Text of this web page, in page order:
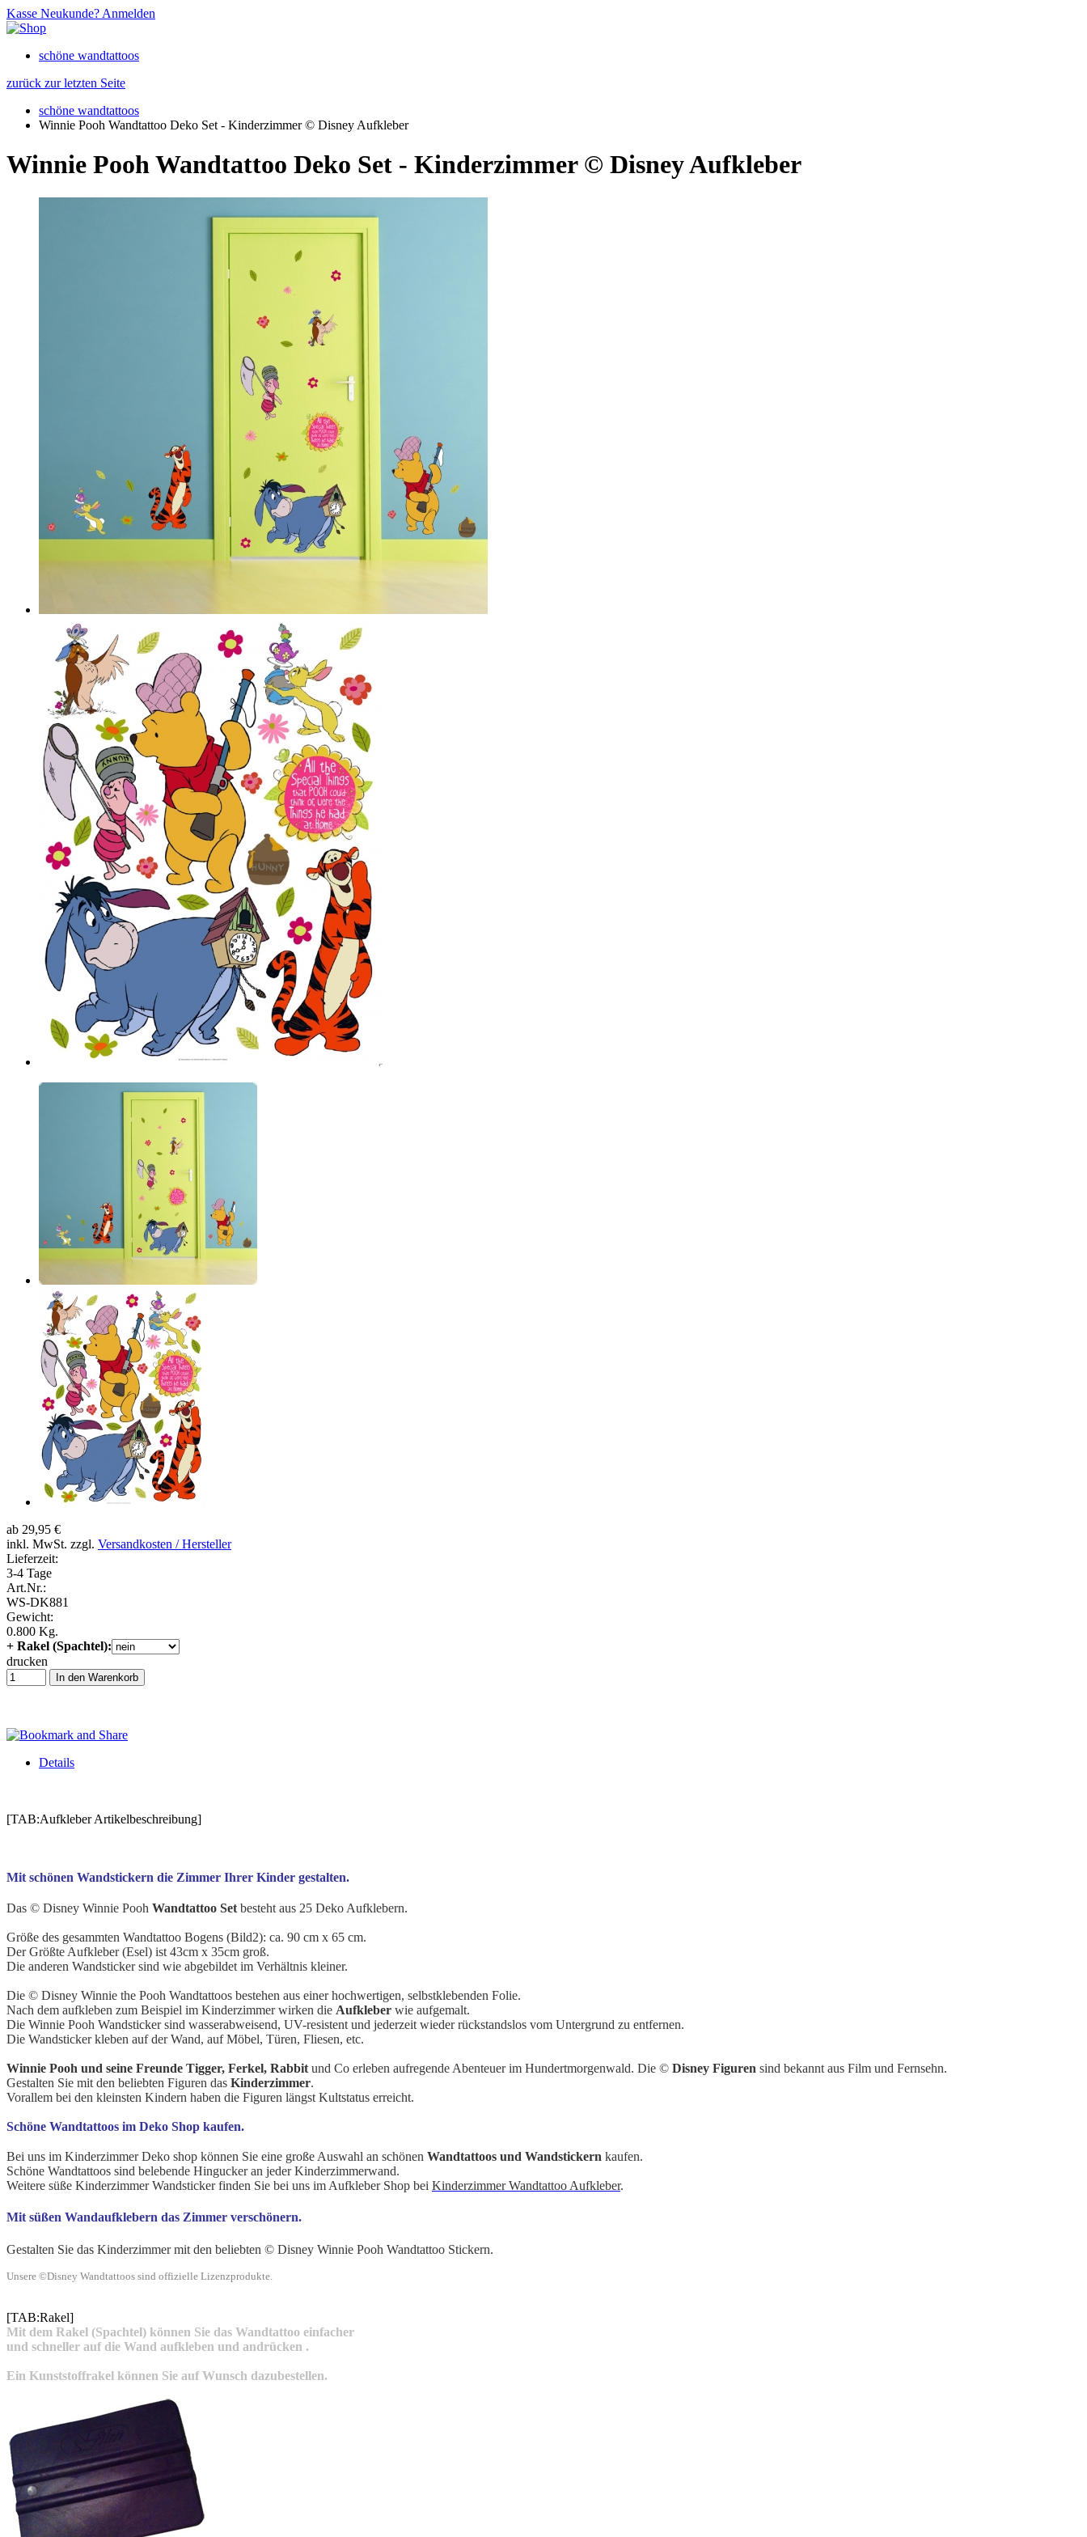
Kasse Neukunde? Anmelden
schöne wandtattoos
zurück zur letzten Seite
schöne wandtattoos
Winnie Pooh Wandtattoo Deko Set - Kinderzimmer © Disney Aufkleber
Winnie Pooh Wandtattoo Deko Set - Kinderzimmer © Disney Aufkleber
ab 29,95 €
inkl. MwSt. zzgl. Versandkosten / Hersteller
Lieferzeit:
3-4 Tage
Art.Nr.:
WS-DK881
Gewicht:
0.800 Kg.
+ Rakel (Spachtel):
drucken
In den Warenkorb
Details
[TAB:Aufkleber Artikelbeschreibung]
Mit schönen Wandstickern die Zimmer Ihrer Kinder gestalten.
Das © Disney Winnie Pooh Wandtattoo Set besteht aus 25 Deko Aufklebern.
Größe des gesammten Wandtattoo Bogens (Bild2): ca. 90 cm x 65 cm.
Der Größte Aufkleber (Esel) ist 43cm x 35cm groß.
Die anderen Wandsticker sind wie abgebildet im Verhältnis kleiner.
Die © Disney Winnie the Pooh Wandtattoos bestehen aus einer hochwertigen, selbstklebenden Folie.
Nach dem aufkleben zum Beispiel im Kinderzimmer wirken die Aufkleber wie aufgemalt.
Die Winnie Pooh Wandsticker sind wasserabweisend, UV-resistent und jederzeit wieder rückstandslos vom Untergrund zu entfernen.
Die Wandsticker kleben auf der Wand, auf Möbel, Türen, Fliesen, etc.
Winnie Pooh und seine Freunde Tigger, Ferkel, Rabbit und Co erleben aufregende Abenteuer im Hundertmorgenwald. Die © Disney Figuren sind bekannt aus Film und Fernsehn.
Gestalten Sie mit den beliebten Figuren das Kinderzimmer.
Vorallem bei den kleinsten Kindern haben die Figuren längst Kultstatus erreicht.
Schöne Wandtattoos im Deko Shop kaufen.
Bei uns im Kinderzimmer Deko shop können Sie eine große Auswahl an schönen Wandtattoos und Wandstickern kaufen.
Schöne Wandtattoos sind belebende Hingucker an jeder Kinderzimmerwand.
Weitere süße Kinderzimmer Wandsticker finden Sie bei uns im Aufkleber Shop bei Kinderzimmer Wandtattoo Aufkleber.
Mit süßen Wandaufklebern das Zimmer verschönern.
Gestalten Sie das Kinderzimmer mit den beliebten © Disney Winnie Pooh Wandtattoo Stickern.
Unsere ©Disney Wandtattoos sind offizielle Lizenzprodukte.
[TAB:Rakel]
Mit dem Rakel (Spachtel) können Sie das Wandtattoo einfacher
und schneller auf die Wand aufkleben und andrücken .
Ein Kunststoffrakel können Sie auf Wunsch dazubestellen.